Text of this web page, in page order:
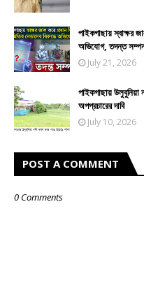
পাইকগাছায় স্বাক্ষর
অভিযোগ, তদন্ত
July 21, 2026
পাইকগাছায়
অপপ্রচারের দাবি
July 10, 2026
POST A COMMENT
0 Comments